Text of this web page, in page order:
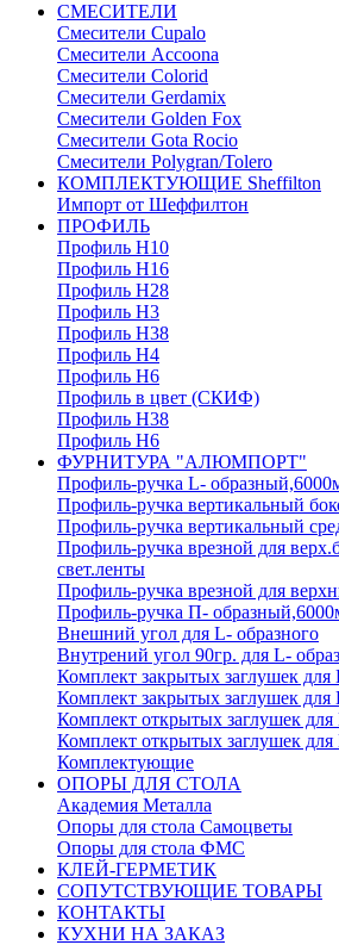
СМЕСИТЕЛИ
Cмесители Cupalo
Смесители Accoona
Смесители Colorid
Смесители Gerdamix
Смесители Golden Fox
Смесители Gota Rocio
Смесители Polygran/Tolero
КОМПЛЕКТУЮЩИЕ Sheffilton
Импорт от Шеффилтон
ПРОФИЛЬ
Профиль H10
Профиль H16
Профиль H28
Профиль H3
Профиль H38
Профиль H4
Профиль H6
Профиль в цвет (СКИФ)
Профиль H38
Профиль H6
ФУРНИТУРА "АЛЮМПОРТ"
Профиль-ручка L-
Профиль-ручка вертикальный
Профиль-ручка вертикальный
Профиль-ручка врезной для
свет.ленты
Профиль-ручка врезной для
Профиль-ручка П-
Внешний угол для L- образного
Внутрений угол 90гр. для L-
Комплект закрытых заглушек для
Комплект закрытых заглушек для
Комплект открытых заглушек для
Комплект открытых заглушек для
Комплектующие
ОПОРЫ ДЛЯ СТОЛА
Академия Металла
Опоры для стола Самоцветы
Опоры для стола ФМС
КЛЕЙ-ГЕРМЕТИК
СОПУТСТВУЮЩИЕ ТОВАРЫ
КОНТАКТЫ
КУХНИ НА ЗАКАЗ